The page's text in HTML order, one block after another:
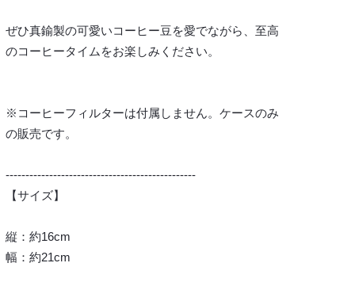
ぜひ真鍮製の可愛いコーヒー豆を愛でながら、至高
のコーヒータイムをお楽しみください。
※コーヒーフィルターは付属しません。ケースのみ
の販売です。
------------------------------------------------
【サイズ】
縦：約16cm
幅：約21cm